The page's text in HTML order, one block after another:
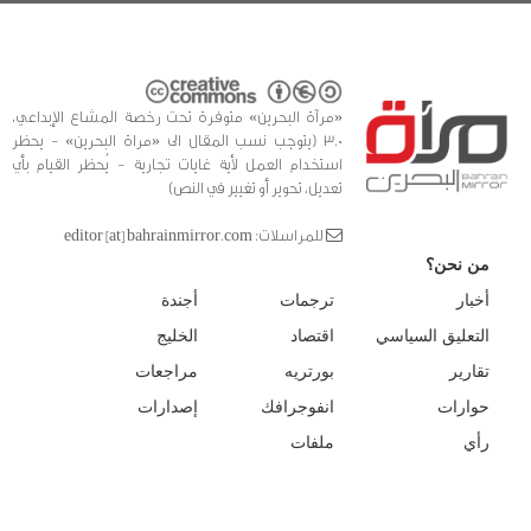
«مرآة البحرين» متوفرة تحت رخصة المشاع الإبداعي،
3.0 (يتوجب نسب المقال الى «مراة البحرين» - يحظر
استخدام العمل لأية غايات تجارية - يُحظر القيام بأي
تعديل، تحوير أو تغيير في النص)
للمراسلات: editor [at] bahrainmirror.com
من نحن؟
أخبار
التعليق السياسي
تقارير
حوارات
رأي
ترجمات
اقتصاد
بورتريه
انفوجرافك
ملفات
أجندة
الخليج
مراجعات
إصدارات